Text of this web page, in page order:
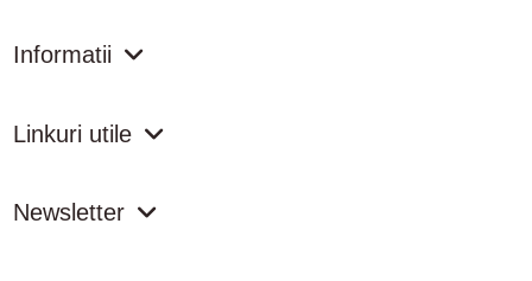
Informatii
Linkuri utile
Newsletter